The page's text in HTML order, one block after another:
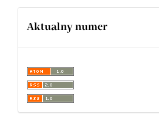
Aktualny numer